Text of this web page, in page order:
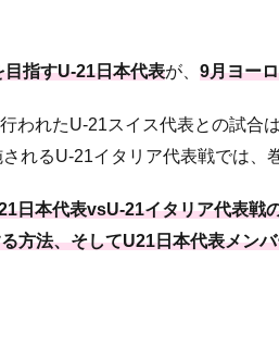
指すU-21日本代表が、 9月ヨー
われたU-21スイス代表との試合
れるU-21イタリア代表戦では、
日本代表vsU-21イタリア代表戦
方法、そしてU21日本代表メン